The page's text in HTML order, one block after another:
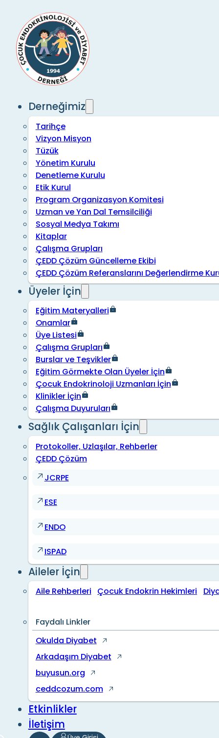
Derneğimiz
Tarihçe
Vizyon Misyon
Tüzük
Yönetim Kurulu
Denetleme Kurulu
Etik Kurul
Program Organizasyon Komitesi
Uzman ve Yan Dal Temsilciliği
Sosyal Medya Takımı
Kitaplar
Çalışma Grupları
ÇEDD Çözüm Güncelleme Ekibi
ÇEDD Çözüm Referanslarını Değerlendirme
Üyeler İçin
Eğitim Materyalleri
Onamlar
Üye Listesi
Çalışma Grupları
Burslar ve Teşvikler
Eğitim Görmekte Olan Üyeler İçin
Çocuk Endokrinoloji Uzmanları İçin
Klinikler İçin
Çalışma Duyuruları
Sağlık Çalışanları İçin
Protokoller, Uzlaşılar, Rehberler
ÇEDD Çözüm
JCRPE
ESE
ENDO
ISPAD
Aileler İçin
Aile Rehberleri Çocuk Endokrin Hekimleri
Faydalı Linkler
Okulda Diyabet
Arkadaşım Diyabet
buyusun.org
ceddcozum.com
Etkinlikler
İletişim